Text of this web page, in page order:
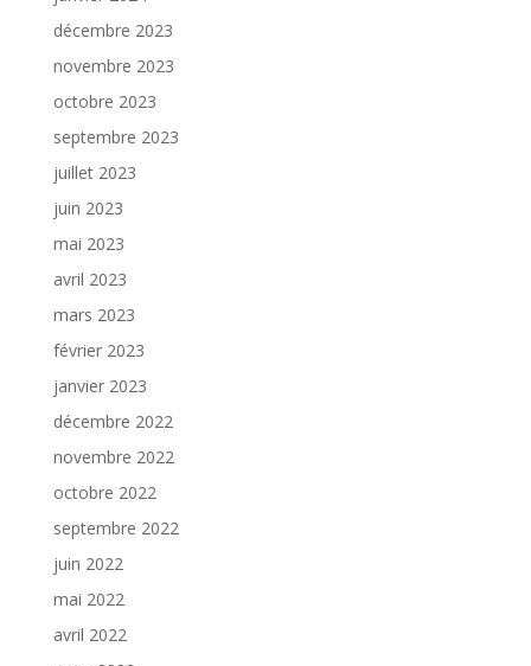
décembre 2023
novembre 2023
octobre 2023
septembre 2023
juillet 2023
juin 2023
mai 2023
avril 2023
mars 2023
février 2023
janvier 2023
décembre 2022
novembre 2022
octobre 2022
septembre 2022
juin 2022
mai 2022
avril 2022